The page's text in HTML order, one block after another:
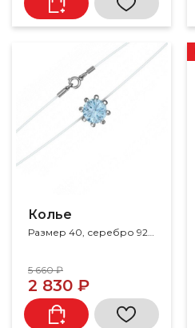
Колье
Размер 40, серебро 925, кварц
5 660 ₽
2 830 ₽